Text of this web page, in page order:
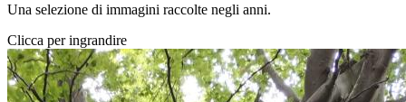
Una selezione di immagini raccolte negli anni.
Clicca per ingrandire